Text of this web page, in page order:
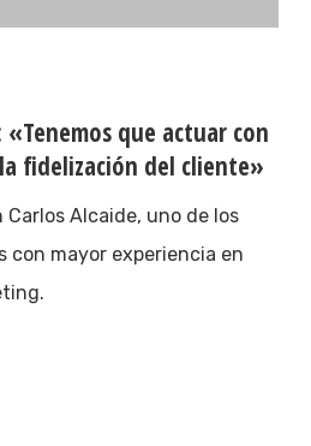
«Tenemos que actuar con
fidelización del cliente»
Alcaide, uno de los
con mayor experiencia en